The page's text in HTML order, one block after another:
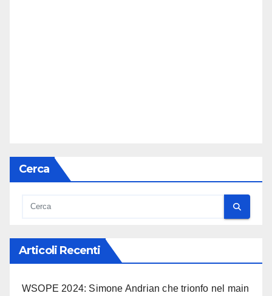
Cerca
Articoli Recenti
WSOPE 2024: Simone Andrian che trionfo nel main